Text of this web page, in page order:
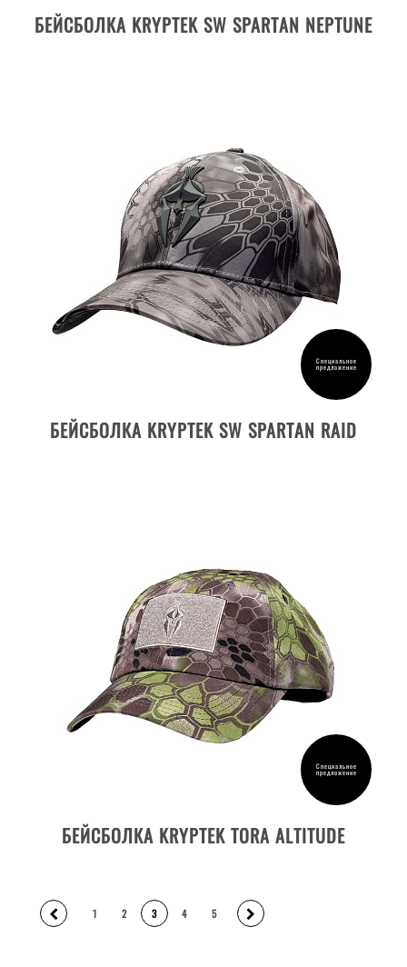
БЕЙСБОЛКА KRYPTEK SW SPARTAN NEPTUNE
Специальное
предложение
БЕЙСБОЛКА KRYPTEK SW SPARTAN RAID
Специальное
предложение
БЕЙСБОЛКА KRYPTEK TORA ALTITUDE
1 2 3 4 5